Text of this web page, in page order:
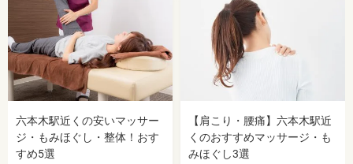
六本木駅近くの安いマッサー
ジ・もみほぐし・整体！おす
すめ5選
【肩こり・腰痛】六本木駅近
くのおすすめマッサージ・も
みほぐし3選